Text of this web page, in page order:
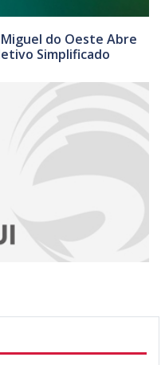
do Oeste Abre
Simplificado